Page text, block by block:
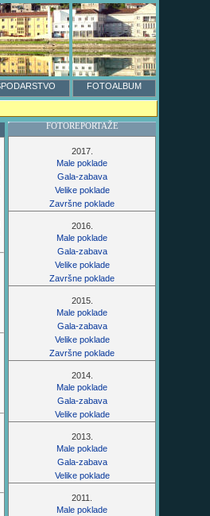
FOTOALBUM
FOTOREPORTAŽE
2017.
Male poklade
Gala-zabava
Velike poklade
Završne poklade
2016.
Male poklade
Gala-zabava
Velike poklade
Završne poklade
2015.
Male poklade
Gala-zabava
Velike poklade
Završne poklade
2014.
Male poklade
Gala-zabava
Velike poklade
2013.
Male poklade
Gala-zabava
Velike poklade
2011.
Male poklade